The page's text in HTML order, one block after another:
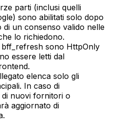
parti (inclusi quelli
sono abilitati solo dopo
di un consenso valido nelle
lo richiedono.
bff_refresh sono HttpOnly
essere letti dal
elenca solo gli
In caso di
nuovi fornitori o
aggiornato di